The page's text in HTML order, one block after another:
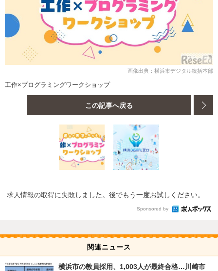
画像出典：横浜市デジタル統括本部
工作×プログラミングワークショップ
この記事へ戻る
求人情報の取得に失敗しました。後でもう一度お試しください。
Sponsored by
関連ニュース
横浜市の教員採用、1,003人が最終合格…川崎市